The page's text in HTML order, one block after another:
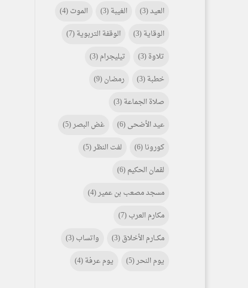
العيد(3) الغيبة(3) الموت(4)
الوقاية(3) الوقفة التربوية(7)
تلاوة(3) تيليجرام(3)
خطبة(3) رمضان(9)
صلاة الجماعة(3)
عيد الأضحى(6) غض البصر(5)
كورونا(6) لفت النظر(5)
لقمان الحكيم(6)
مسجد مصعب بن عمير(4)
مكارم العرب(7)
مكـــارم الأخلاق(3) واتساب(3)
يوم النحر(5) يوم عرفة(4)